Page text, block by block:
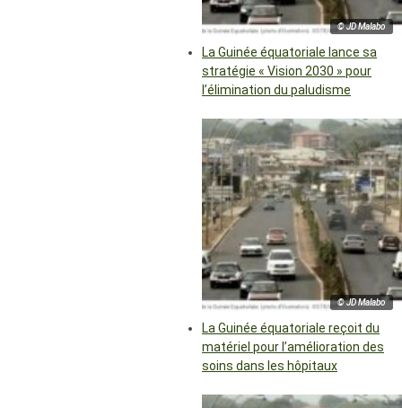
© JD Malabo
La Guinée équatoriale lance sa
stratégie « Vision 2030 » pour
l’élimination du paludisme
© JD Malabo
La Guinée équatoriale reçoit du
matériel pour l’amélioration des
soins dans les hôpitaux